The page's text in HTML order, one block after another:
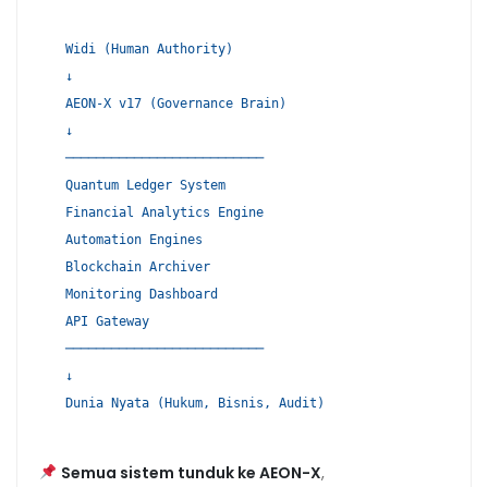
Widi (Human Authority)
↓
AEON-X v17 (Governance Brain)
↓
──────────────────────────
Quantum Ledger System
Financial Analytics Engine
Automation Engines
Blockchain Archiver
Monitoring Dashboard
API Gateway
──────────────────────────
↓
Dunia Nyata (Hukum, Bisnis, Audit)
Semua sistem tunduk ke AEON-X,